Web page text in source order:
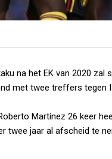
na het EK van 2020 zal
met twee treffers tegen
Martínez 26 keer
twee jaar al afscheid te